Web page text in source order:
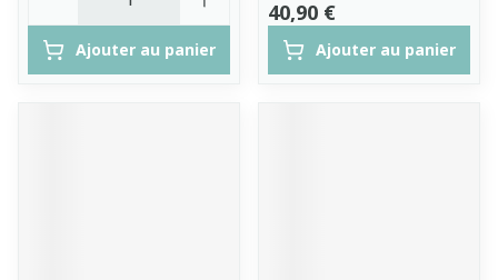
Ajouter au panier
40,90 €
Ajouter au panier